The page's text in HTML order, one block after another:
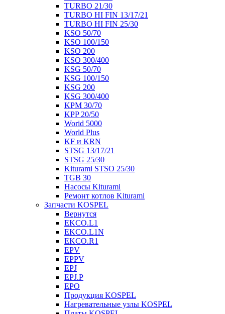
TURBO 21/30
TURBO HI FIN 13/17/21
TURBO HI FIN 25/30
KSO 50/70
KSO 100/150
KSO 200
KSO 300/400
KSG 50/70
KSG 100/150
KSG 200
KSG 300/400
KPM 30/70
KPP 20/50
Worid 5000
World Plus
KF и KRN
STSG 13/17/21
STSG 25/30
Kiturami STSO 25/30
TGB 30
Насосы Kiturami
Ремонт котлов Kiturami
Запчасти KOSPEL
Вернутся
EKCO.L1
EKCO.L1N
EKCO.R1
EPV
EPPV
EPJ
EPJ.P
EPO
Продукция KOSPEL
Нагревательные узлы KOSPEL